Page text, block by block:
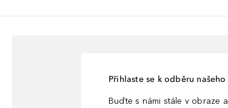
Přihlaste se k odběru
Buďte s námi stále v obraze